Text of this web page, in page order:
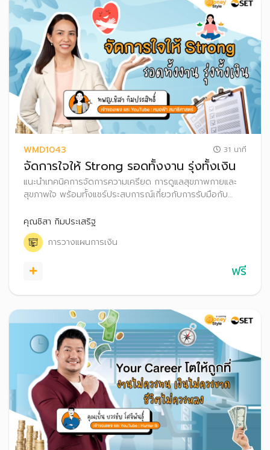
WMD1043 31 นาที
จัดการใจให้ Strong รอดทั้งงาน รุ่งทั้งเงิน
แนะนำเทคนิคการจัดการความเครียด การดูแลสุขภาพกายและ
สุขภาพใจ พร้อมทั้งแชร์ประสบการณ์เกี่ยวกับการรับมือกับ
คุณชิสา กิมประเสริฐ
การวางแผนการเงิน
ฟรี